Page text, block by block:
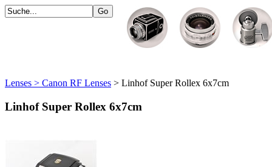
Lenses > Canon RF Lenses > Linhof Super Rollex 6x7cm
Linhof Super Rollex 6x7cm